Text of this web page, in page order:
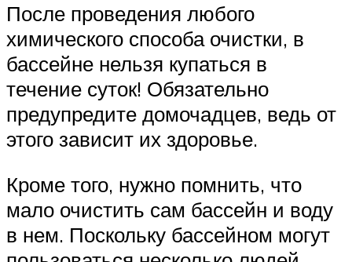
После проведения любого
химического способа очистки, в
бассейне нельзя купаться в
течение суток! Обязательно
предупредите домочадцев, ведь от
этого зависит их здоровье.
Кроме того, нужно помнить, что
мало очистить сам бассейн и воду
в нем. Поскольку бассейном могут